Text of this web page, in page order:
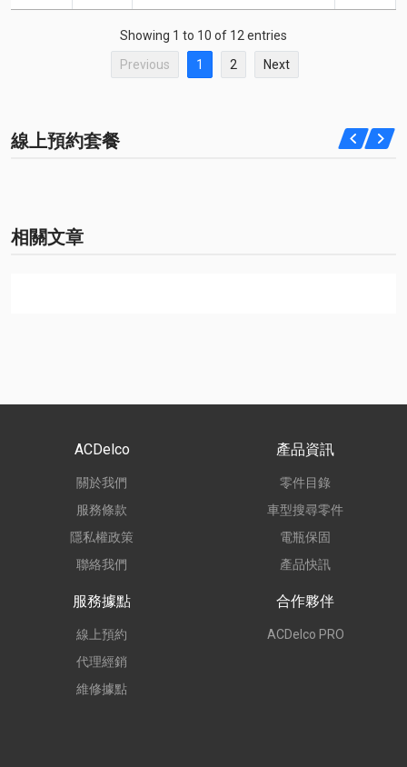
Showing 1 to 10 of 12 entries
Previous 1 2 Next
線上預約套餐
相關文章
ACDelco
關於我們
服務條款
隱私權政策
聯絡我們
產品資訊
零件目錄
車型搜尋零件
電瓶保固
產品快訊
服務據點
線上預約
代理經銷
維修據點
合作夥伴
ACDelco PRO